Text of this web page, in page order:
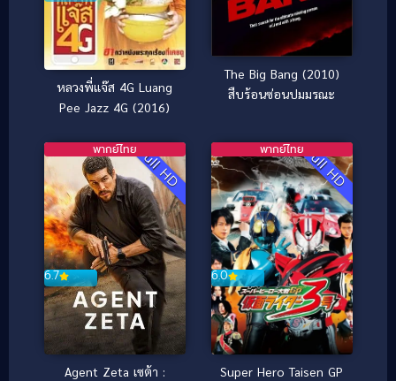
หลวงพี่แจ๊ส 4G Luang
Pee Jazz 4G (2016)
The Big Bang (2010)
สืบร้อนซ่อนปมมรณะ
Full HD
6.7
พากย์ไทย
Agent Zeta เซต้า :
Full HD
6.0
พากย์ไทย
Super Hero Taisen GP